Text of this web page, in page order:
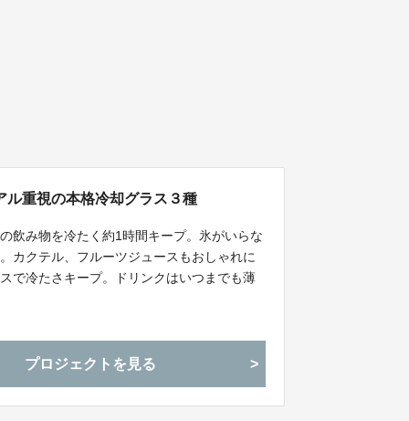
ル重視の本格冷却グラス３種
飲み物を冷たく約1時間キープ。氷がいらな
カクテル、フルーツジュースもおしゃれに
で冷たさキープ。ドリンクはいつまでも薄
プロジェクトを見る